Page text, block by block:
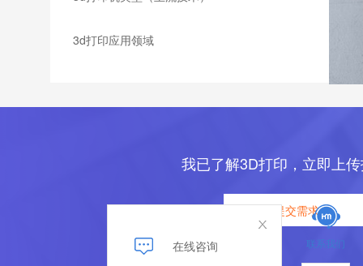
联系我们
在线咨询
3d打印应用领域
我已了解3D打印，立即上
提交需求